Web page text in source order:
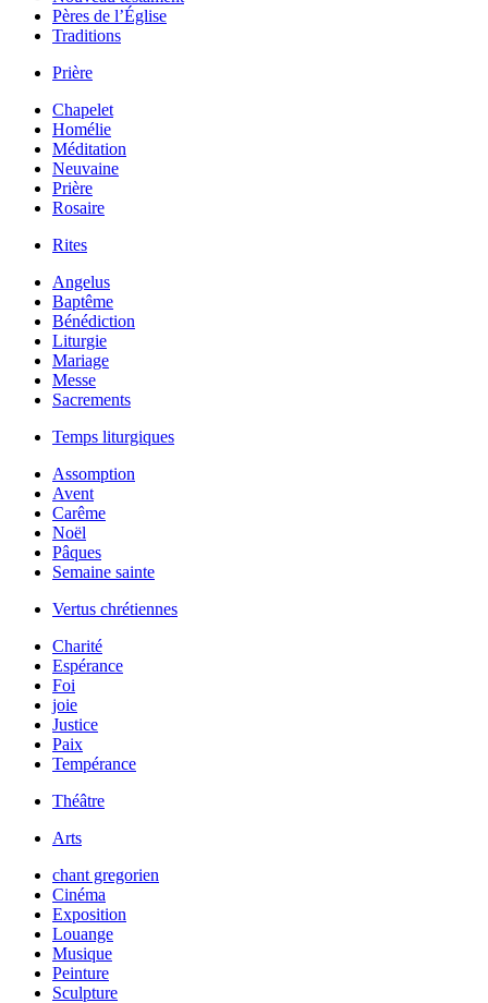
Pères de l’Église
Traditions
Prière
Chapelet
Homélie
Méditation
Neuvaine
Prière
Rosaire
Rites
Angelus
Baptême
Bénédiction
Liturgie
Mariage
Messe
Sacrements
Temps liturgiques
Assomption
Avent
Carême
Noël
Pâques
Semaine sainte
Vertus chrétiennes
Charité
Espérance
Foi
joie
Justice
Paix
Tempérance
Théâtre
Arts
chant gregorien
Cinéma
Exposition
Louange
Musique
Peinture
Sculpture